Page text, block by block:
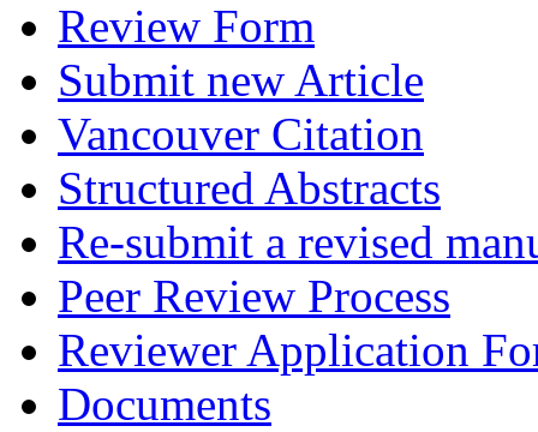
Review Form
Submit new Article
Vancouver Citation
Structured Abstracts
Re-submit a revised
Peer Review Process
Reviewer Application
Documents